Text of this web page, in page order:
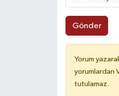
Gönder
Yorum
yorumlardan
tutulamaz.